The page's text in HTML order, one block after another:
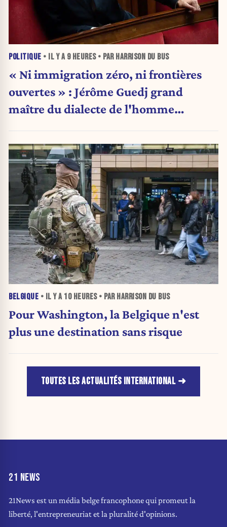
POLITIQUE • IL Y A 9 HEURES• PAR HARRISON DU BUS
« Ni immigration zéro, ni frontières
ouvertes » : Jérôme Guedj grand
maître du dialecte de l'homme
BELGIQUE • IL Y A 10 HEURES• PAR HARRISON DU BUS
Pour Washington, la Belgique n'est
plus une destination sans risque
TOUTES LES ACTUALITÉS INTERNATIONAL
21 NEWS
21News est un média belge francophone qui promeut la
liberté, l'entrepreneuriat et la pluralité d'opinions.